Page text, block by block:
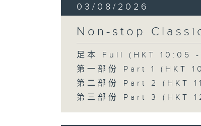
03/08/2026
Non-stop
足本 Full (HKT 10:05
第一部份 Part 1 (HKT
第二部份 Part 2 (HKT
第三部份 Part 3 (HKT